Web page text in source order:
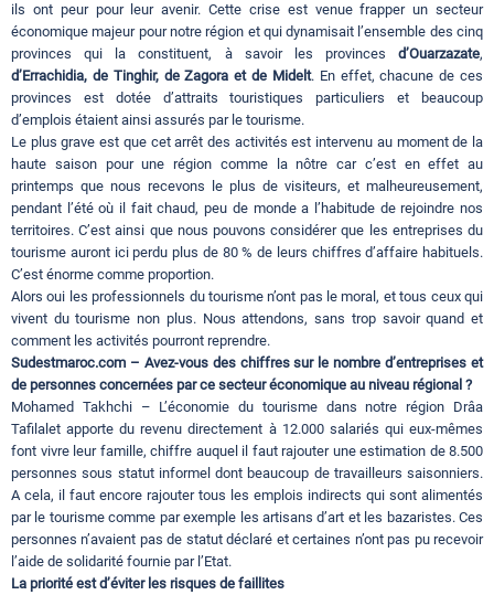
ils ont peur pour leur avenir. Cette crise est venue frapper un secteur
économique majeur pour notre région et qui dynamisait l’ensemble des cinq
provinces qui la constituent, à savoir les provinces d’Ouarzazate,
d’Errachidia, de Tinghir, de Zagora et de Midelt. En effet, chacune de ces
provinces est dotée d’attraits touristiques particuliers et beaucoup
d’emplois étaient ainsi assurés par le tourisme.
Le plus grave est que cet arrêt des activités est intervenu au moment de la
haute saison pour une région comme la nôtre car c’est en effet au
printemps que nous recevons le plus de visiteurs, et malheureusement,
pendant l’été où il fait chaud, peu de monde a l’habitude de rejoindre nos
territoires. C’est ainsi que nous pouvons considérer que les entreprises du
tourisme auront ici perdu plus de 80 % de leurs chiffres d’affaire habituels.
C’est énorme comme proportion.
Alors oui les professionnels du tourisme n’ont pas le moral, et tous ceux qui
vivent du tourisme non plus. Nous attendons, sans trop savoir quand et
comment les activités pourront reprendre.
Sudestmaroc.com – Avez-vous des chiffres sur le nombre d’entreprises et
de personnes concernées par ce secteur économique au niveau régional ?
Mohamed Takhchi – L’économie du tourisme dans notre région Drâa
Tafilalet apporte du revenu directement à 12.000 salariés qui eux-mêmes
font vivre leur famille, chiffre auquel il faut rajouter une estimation de 8.500
personnes sous statut informel dont beaucoup de travailleurs saisonniers.
A cela, il faut encore rajouter tous les emplois indirects qui sont alimentés
par le tourisme comme par exemple les artisans d’art et les bazaristes. Ces
personnes n’avaient pas de statut déclaré et certaines n’ont pas pu recevoir
l’aide de solidarité fournie par l’Etat.
La priorité est d’éviter les risques de faillites